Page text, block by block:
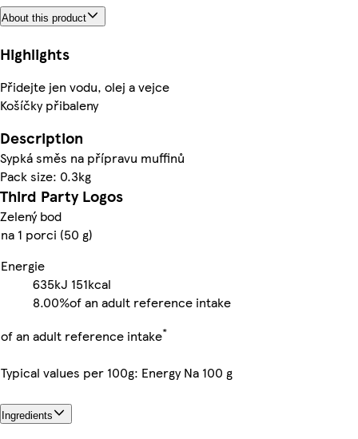
About this product
Highlights
Přidejte jen vodu, olej a vejce
Košíčky přibaleny
Description
Sypká směs na přípravu muffinů
Pack size: 0.3kg
Third Party Logos
Zelený bod
na 1 porci (50 g)
Energie
635kJ 151kcal
8.00%of an adult reference intake
of an adult reference intake*
Typical values per 100g: Energy Na 100 g
Ingredients